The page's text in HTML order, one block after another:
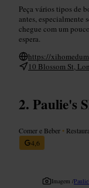
Peça vários tipos de
antes, especialmente
chegue com um
espera.
https://
10 Blossom St,
Paulie's
Comer e Beber •
4,6
Imagem /